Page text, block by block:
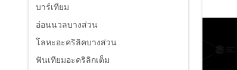
บาร์เทียม
อ่อนนวลบางส่วน
โลหะอะคริลิคบางส่วน
ฟันเทียมอะคริลิกเต็ม